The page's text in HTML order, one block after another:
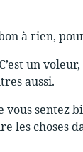
à rien,
un
aussi.
sentez
les choses